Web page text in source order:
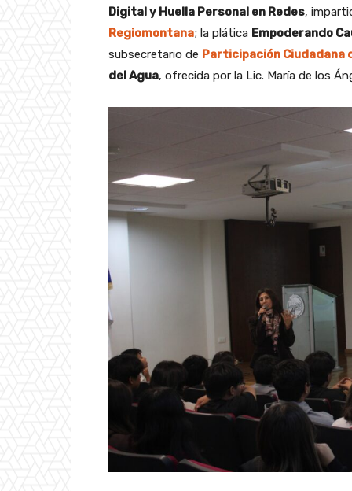
Digital y Huella Personal en Redes,
Regiomontana; la plática Empoderando
subsecretario de Participación Ciudadana
del Agua, ofrecida por la Lic. María de los